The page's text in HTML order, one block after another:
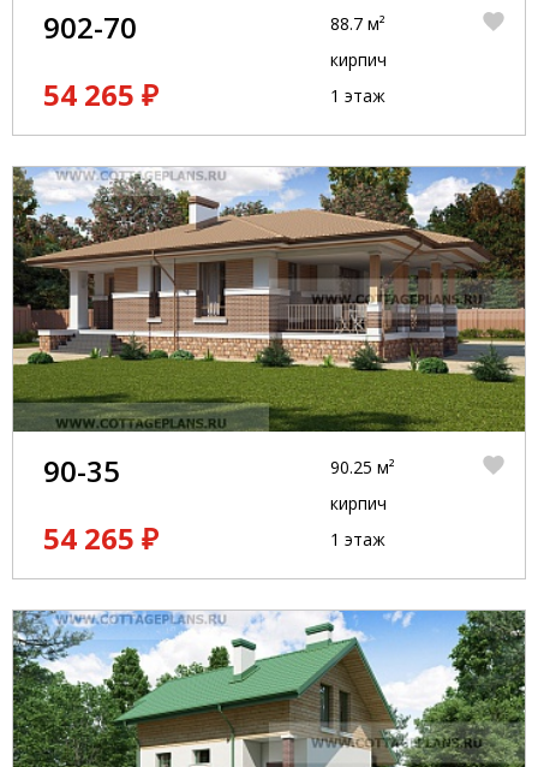
902-70
54 265 ₽
88.7 м²
кирпич
1 этаж
90-35
54 265 ₽
90.25 м²
кирпич
1 этаж